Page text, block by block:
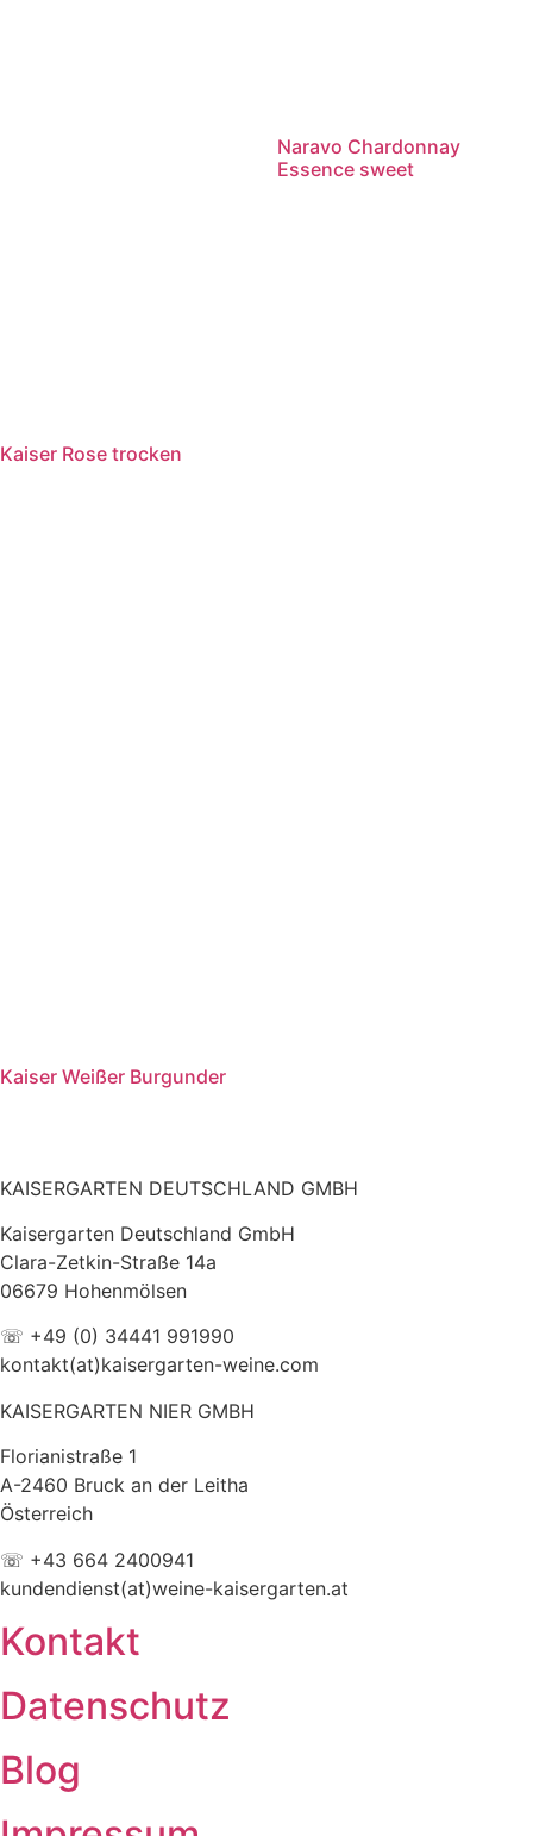
Kaiser Rose trocken
Naravo Chardonnay
Essence sweet
Kaiser Weißer Burgunder
KAISERGARTEN DEUTSCHLAND GMBH
Kaisergarten Deutschland GmbH
Clara-Zetkin-Straße 14a
06679 Hohenmölsen
☏ +49 (0) 34441 991990
kontakt(at)kaisergarten-weine.com
KAISERGARTEN NIER GMBH
Florianistraße 1
A-2460 Bruck an der Leitha
Österreich
☏ +43 664 2400941
kundendienst(at)weine-kaisergarten.at
Kontakt
Datenschutz
Blog